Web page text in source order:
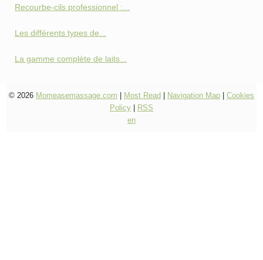
Recourbe-cils professionnel :...
Les différents types de...
La gamme complète de laits...
© 2026 Momeasemassage.com Most Read Navigation Map
Cookies
Policy
RSS
en